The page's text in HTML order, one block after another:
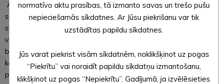
Autotransporta direkcija aicina iedzīvotājus izmantot
sabiedriskā transporta pakalpojumus un paņemt biļeti par
savu braucienu, atgādinot, ka statistiku par reisa pieprasījumu
veido pasažieriem izsniegtais biļešu skaits. Par konstatētiem
biļešu tirdzniecības pārkāpumiem pasažieri var ziņot mūsu
kontrolieriem jebkurā diennakts laikā, sūtot īsziņu vai zvanot
pa tālruni
27776621
normatīvo aktu prasības, tā izmanto savas un trešo pušu
nepieciešamās sīkdatnes. Ar Jūsu piekrišanu var tik
uzstādītas papildu sīkdatnes.
Jūs varat piekrist visām sīkdatnēm, noklikšķinot uz pogas
“Piekrītu” vai noraidīt papildu sīkdatņu izmantošanu,
klikšķinot uz pogas “Nepiekrītu”. Gadījumā, ja izvēlēsieties